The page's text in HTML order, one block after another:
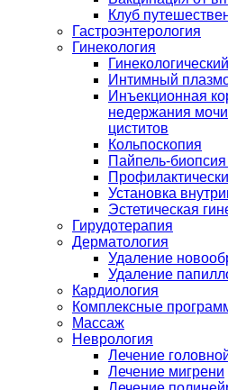
Клуб
Гастроэнтерология
Гинекология
Интимный
Инъекционная
недержания
циститов
Кольпоскопия
Пайпель-
Установка
Эстетическая
Гирудотерапия
Дерматология
Удаление
Удаление
Кардиология
Комплексные
Массаж
Неврология
Лечение
Лечение мигрени